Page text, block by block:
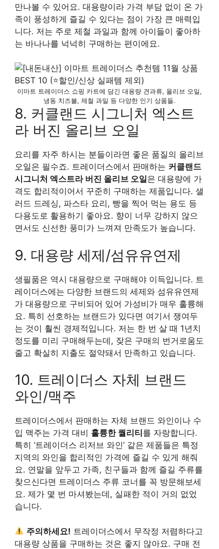
만나볼 수 있어요. 대용량이라 가격 부담 없이 온 가
족이 풍성하게 즐길 수 있다는 점이 가장 큰 매력입
니다. 저는 주로 제철 과일과 함께 아이들이 좋아하
는 바나나를 넉넉히 구매하는 편이에요.
이마트 트레이더스 쇼핑 카트에 담긴 대용량 견과류, 올리브 오일,
냉동 치즈볼, 제철 과일 등 다양한 인기 상품들.
8. 커클랜드 시그니처 엑스트
라 버진 올리브 오일
요리를 자주 하시는 분들이라면 좋은 품질의 올리브
오일은 필수죠. 트레이더스에서 판매하는 커클랜드
시그니처 엑스트라 버진 올리브 오일은 대용량에 가
격도 합리적이어서 꾸준히 구매하는 제품입니다. 샐
러드 드레싱, 파스타 요리, 빵을 찍어 먹는 용도 등
다용도로 활용하기 좋아요. 향이 너무 강하지 않으
면서도 신선한 풍미가 느껴져 만족도가 높습니다.
9. 대용량 세제/섬유유연제
생필품은 역시 대용량으로 구매해야 이득입니다. 트
레이더스에는 다양한 브랜드의 세제와 섬유유연제
가 대용량으로 구비되어 있어 가성비가 매우 훌륭해
요. 특히 선호하는 브랜드가 있다면 여기서 쟁여두
는 것이 훨씬 경제적입니다. 저는 한 번 살 때 1년치
정도를 미리 구매해두는데, 잦은 구매의 번거로움도
줄고 확실히 지출도 절약돼서 만족하고 있습니다.
10. 트레이더스 자체 브랜드
와인/맥주
트레이더스에서 판매하는 자체 브랜드 와인이나 수
입 맥주는 가격 대비 훌륭한 퀄리티 를 자랑합니다.
특히 ‘트레이더스 리저브 와인’ 같은 제품들은 특정
지역의 와인을 합리적인 가격에 즐길 수 있게 해줘
요. 연말을 앞두고 가족, 친구들과 함께 즐길 주류를
찾으신다면 트레이더스 주류 코너를 꼭 방문해보세
요. 제가 몇 번 마셔봤는데, 실패한 적이 거의 없었
습니다.
주의하세요! 트레이더스에서 무작정 저렴하다고
대용량 상품을 구매하는 것은 좋지 않아요. 구매 전